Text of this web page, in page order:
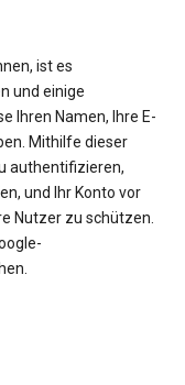
ist es
und einige
Ihren Namen, Ihre E-
Mithilfe dieser
authentifizieren,
und Ihr Konto vor
Nutzer zu schützen.